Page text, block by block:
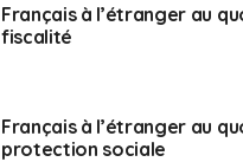
Français à l’étranger au
fiscalité
Français à l’étranger au
protection sociale